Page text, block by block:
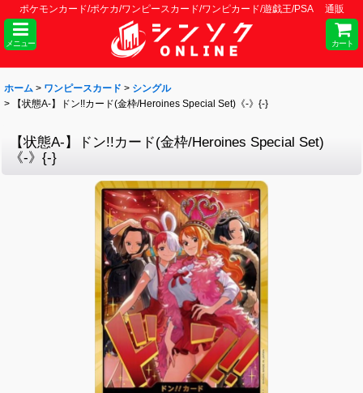
ポケモンカード/ポケカ/ワンピースカード/ワンピカード/遊戯王/PSA 通販
メニュー カート
ホーム > ワンピースカード > シングル
>
【状態A-】ドン!!カード(金枠/Heroines Special Set)《-》{-}
【状態A-】ドン!!カード(金枠/Heroines Special Set)
《-》{-}